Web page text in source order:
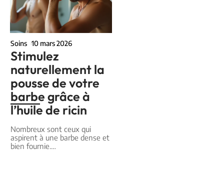
Soins 10 mars 2026
Stimulez
naturellement la
pousse de votre
barbe grâce à
l’huile de ricin
Nombreux sont ceux qui
aspirent à une barbe dense et
bien fournie.…